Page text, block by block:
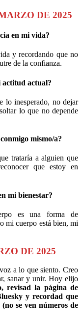
DE 2025
en mi vida?
y recordando que no
de la confianza.
actitud actual?
lo inesperado, no dejar
lo que no depende
mismo/a?
trataría a alguien que
que estoy en
mi bienestar?
es una forma de
mi cuerpo está bien, mi
DE 2025
a lo que siento. Creo
sanar y unir. Hoy elijo
revisad la página de
y recordad que
se ven números de